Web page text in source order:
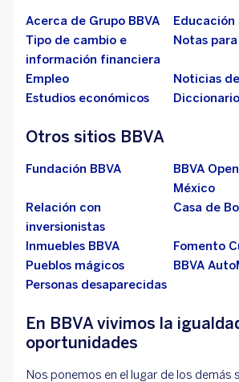
Acerca de Grupo BBVA
Educación
Tipo de cambio e
información financiera
Notas
Empleo
Noticias
Estudios económicos
Otros sitios BBVA
Fundación BBVA
BBVA
México
Relación con
inversionistas
Casa de
Inmuebles BBVA
Fomento
Pueblos mágicos
BBVA
Personas desaparecidas
En BBVA vivimos la
oportunidades
Nos ponemos en el lugar de los demás